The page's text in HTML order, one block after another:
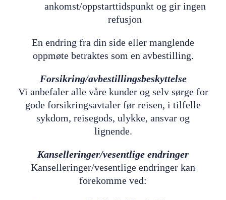
ankomst/oppstarttidspunkt og gir ingen
refusjon
En endring fra din side eller manglende
oppmøte betraktes som en avbestilling.
Forsikring/avbestillingsbeskyttelse
Vi anbefaler alle våre kunder og selv sørge for
gode forsikringsavtaler før reisen, i tilfelle
sykdom, reisegods, ulykke, ansvar og
lignende.
Kanselleringer/vesentlige endringer
Kanselleringer/vesentlige endringer kan
forekomme ved: